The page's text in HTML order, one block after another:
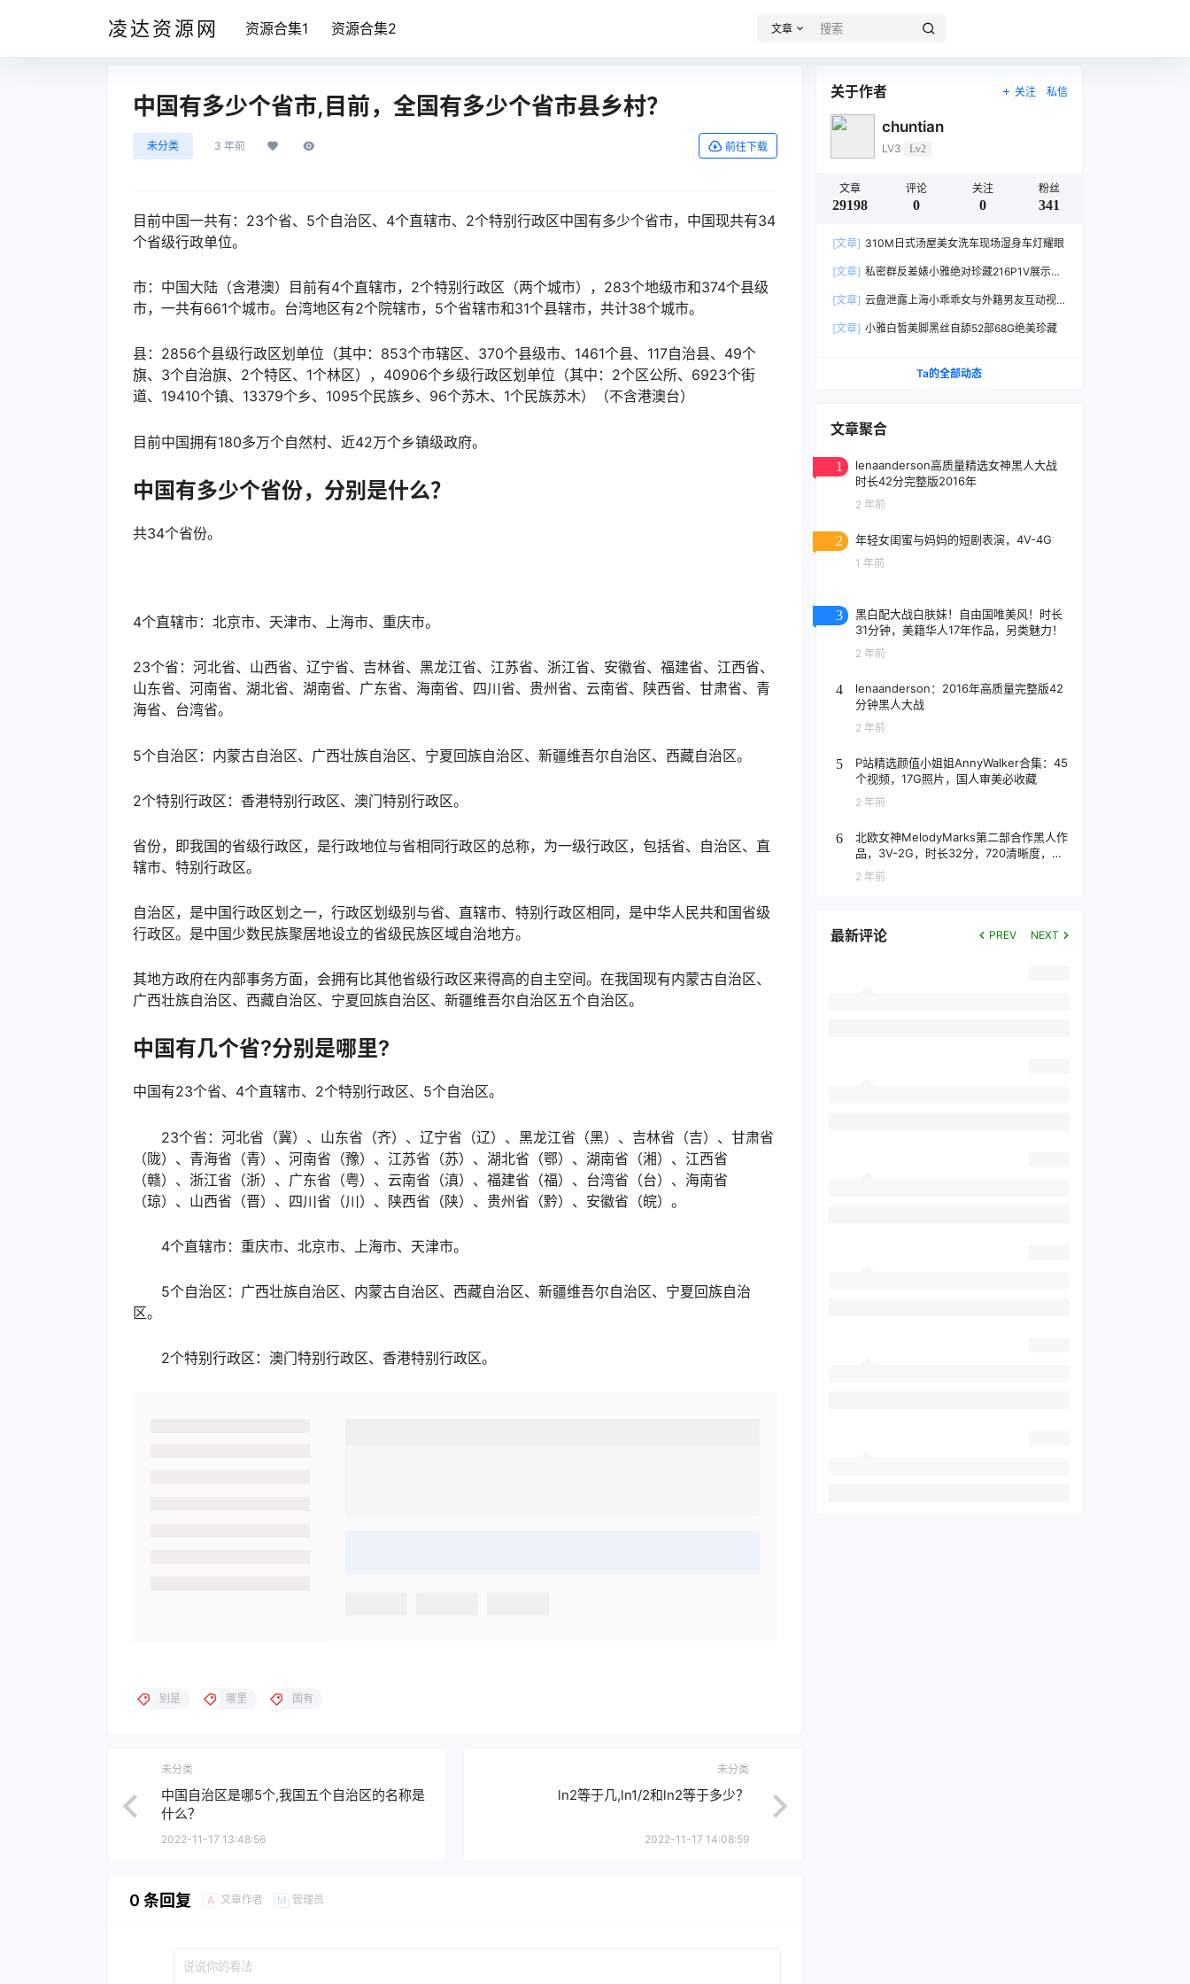
凌达资源网 资源合集1 资源合集2 文章
中国有多少个省市,目前，全国有多少个省市县乡村？
未分类 3 年前 前往下载
目前中国一共有：23个省、5个自治区、4个直辖市、2个特别行政区中国有多少个省市，中国现共有34
个省级行政单位。
市：中国大陆（含港澳）目前有4个直辖市，2个特别行政区（两个城市），283个地级市和374个县级
市，一共有661个城市。台湾地区有2个院辖市，5个省辖市和31个县辖市，共计38个城市。
县：2856个县级行政区划单位（其中：853个市辖区、370个县级市、1461个县、117自治县、49个
旗、3个自治旗、2个特区、1个林区），40906个乡级行政区划单位（其中：2个区公所、6923个街
道、19410个镇、13379个乡、1095个民族乡、96个苏木、1个民族苏木）（不含港澳台）
目前中国拥有180多万个自然村、近42万个乡镇级政府。
中国有多少个省份，分别是什么？
共34个省份。
4个直辖市：北京市、天津市、上海市、重庆市。
23个省：河北省、山西省、辽宁省、吉林省、黑龙江省、江苏省、浙江省、安徽省、福建省、江西省、
山东省、河南省、湖北省、湖南省、广东省、海南省、四川省、贵州省、云南省、陕西省、甘肃省、青
海省、台湾省。
5个自治区：内蒙古自治区、广西壮族自治区、宁夏回族自治区、新疆维吾尔自治区、西藏自治区。
2个特别行政区：香港特别行政区、澳门特别行政区。
省份，即我国的省级行政区，是行政地位与省相同行政区的总称，为一级行政区，包括省、自治区、直
辖市、特别行政区。
自治区，是中国行政区划之一，行政区划级别与省、直辖市、特别行政区相同，是中华人民共和国省级
行政区。是中国少数民族聚居地设立的省级民族区域自治地方。
其地方政府在内部事务方面，会拥有比其他省级行政区来得高的自主空间。在我国现有内蒙古自治区、
广西壮族自治区、西藏自治区、宁夏回族自治区、新疆维吾尔自治区五个自治区。
中国有几个省?分别是哪里?
中国有23个省、4个直辖市、2个特别行政区、5个自治区。
23个省：河北省（冀）、山东省（齐）、辽宁省（辽）、黑龙江省（黑）、吉林省（吉）、甘肃省
（陇）、青海省（青）、河南省（豫）、江苏省（苏）、湖北省（鄂）、湖南省（湘）、江西省
（赣）、浙江省（浙）、广东省（粤）、云南省（滇）、福建省（福）、台湾省（台）、海南省
（琼）、山西省（晋）、四川省（川）、陕西省（陕）、贵州省（黔）、安徽省（皖）。
4个直辖市：重庆市、北京市、上海市、天津市。
5个自治区：广西壮族自治区、内蒙古自治区、西藏自治区、新疆维吾尔自治区、宁夏回族自治
区。
2个特别行政区：澳门特别行政区、香港特别行政区。
别是 哪里 国有
未分类
中国自治区是哪5个,我国五个自治区的名称是
什么？
2022-11-17 13:48:56
未分类
ln2等于几,ln1/2和ln2等于多少？
2022-11-17 14:08:59
0 条回复 A 文章作者 M 管理员
关于作者 关注 私信
chuntian
LV3 Lv2
文章
29198
评论
0
关注
0
粉丝
341
[文章] 310M日式汤屋美女洗车现场湿身车灯耀眼
[文章] 私密群反差婊小雅绝对珍藏216P1V展示
[文章] 云盘泄露上海小乖乖女与外籍男友互动视
[文章] 小雅白皙美脚黑丝自舔52部68G绝美珍藏
Ta的全部动态
文章聚合
1
lenaanderson高质量精选女神黑人大战
时长42分完整版2016年
2 年前
2 年轻女闺蜜与妈妈的短剧表演，4V-4G
1 年前
3
黑白配大战白肤妹！自由国唯美风！时长
31分钟，美籍华人17年作品，另类魅力！
2 年前
4
lenaanderson：2016年高质量完整版42
分钟黑人大战
2 年前
5
P站精选颜值小姐姐AnnyWalker合集：45
个视频，17G照片，国人审美必收藏
2 年前
6
北欧女神MelodyMarks第二部合作黑人作
品，3V-2G，时长32分，720清晰度，抢
先版！
2 年前
最新评论 PREV NEXT